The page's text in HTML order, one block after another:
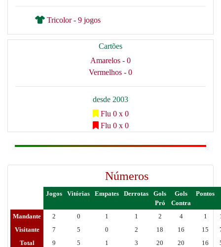
Tricolor - 9 jogos
Cartões
Amarelos - 0
Vermelhos - 0
desde 2003
Flu 0 x 0
Flu 0 x 0
Números
Jogos Vitórias Empates Derrotas
Gols
Pró
Gols
Contra
Pontos
Mandante 2 0 1 1 2 4 1
Visitante
7 5 0 2 18 16 15
Total
9 5 1 3 20 20 16